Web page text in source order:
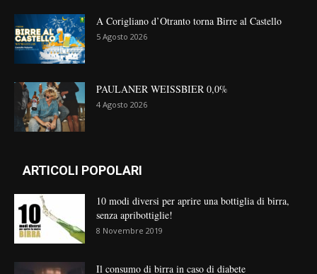
A Corigliano d’Otranto torna Birre al Castello
5 Agosto 2026
PAULANER WEISSBIER 0,0%
4 Agosto 2026
ARTICOLI POPOLARI
10 modi diversi per aprire una bottiglia di birra,
senza apribottiglie!
8 Novembre 2019
Il consumo di birra in caso di diabete